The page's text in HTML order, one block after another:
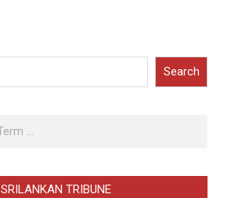
Search
SRILANKAN TRIBUNE